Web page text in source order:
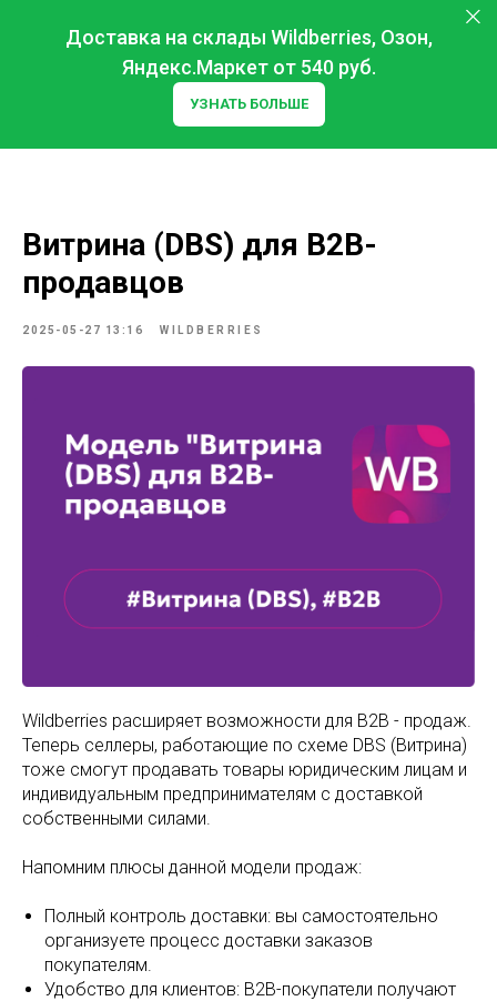
Доставка на склады Wildberries, Озон,
Яндекс.Маркет от 540 руб.
УЗНАТЬ БОЛЬШЕ
Витрина (DBS) для B2B-
продавцов
2025-05-27 13:16 WILDBERRIES
Wildberries расширяет возможности для B2B - продаж.
Теперь селлеры, работающие по схеме DBS (Витрина)
тоже смогут продавать товары юридическим лицам и
индивидуальным предпринимателям с доставкой
собственными силами.
Напомним плюсы данной модели продаж:
Полный контроль доставки: вы самостоятельно
организуете процесс доставки заказов
покупателям.
Удобство для клиентов: B2B-покупатели получают